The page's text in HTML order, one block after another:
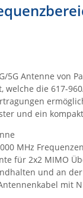
5G Antenne von
die 617-
und ein
MHz Frequenzen
für 2x2 MIMO
und an
mit N